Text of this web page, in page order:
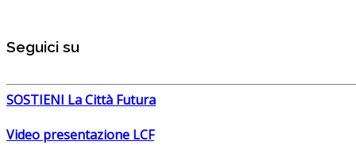
Seguici su
SOSTIENI La Città Futura
Video presentazione LCF